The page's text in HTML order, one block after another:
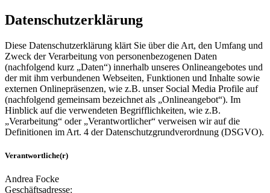
Datenschutzerklärung
Diese Datenschutzerklärung klärt Sie über die Art, den Umfang und
Zweck der Verarbeitung von personenbezogenen Daten
(nachfolgend kurz „Daten“) innerhalb unseres Onlineangebotes und
der mit ihm verbundenen Webseiten, Funktionen und Inhalte sowie
externen Onlinepräsenzen, wie z.B. unser Social Media Profile auf
(nachfolgend gemeinsam bezeichnet als „Onlineangebot“). Im
Hinblick auf die verwendeten Begrifflichkeiten, wie z.B.
„Verarbeitung“ oder „Verantwortlicher“ verweisen wir auf die
Definitionen im Art. 4 der Datenschutzgrundverordnung (DSGVO).
Verantwortliche(r)
Andrea Focke
Geschäftsadresse: